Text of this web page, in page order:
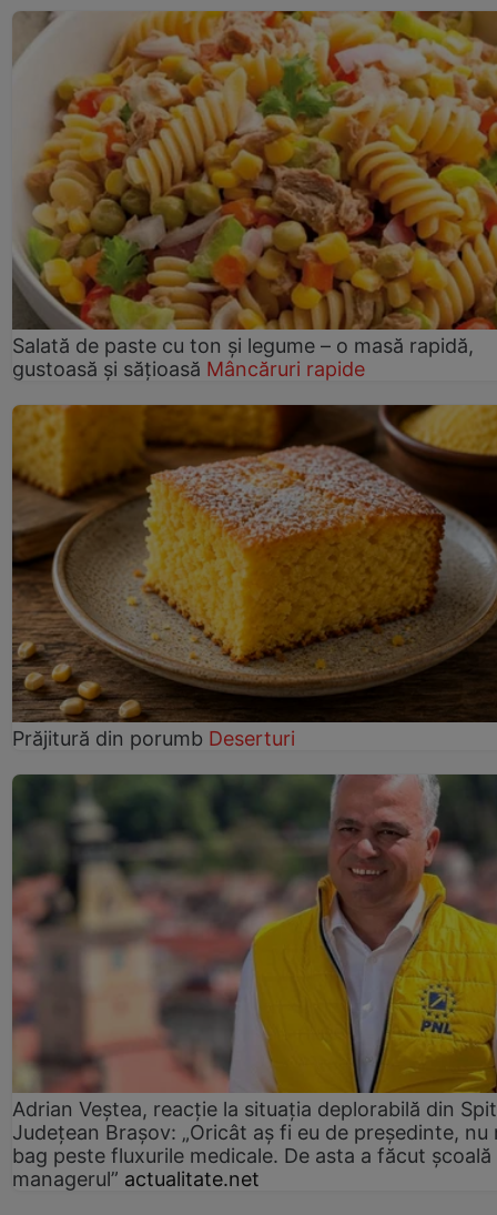
Salată de paste cu ton și legume – o masă rapidă,
gustoasă și sățioasă Mâncăruri rapide
Prăjitură din porumb Deserturi
Adrian Veștea, reacție la situația deplorabilă din
Județean Brașov: „Oricât aș fi eu de președinte, nu
bag peste fluxurile medicale. De asta a făcut școală
managerul” actualitate.net